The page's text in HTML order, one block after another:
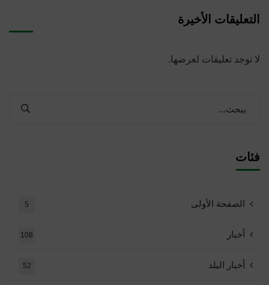
التعليقات الأخيرة
لا توجد تعليقات لعرضها.
فئات
الصفحة الأولى 5
أخبار 108
أخبار البلد 52